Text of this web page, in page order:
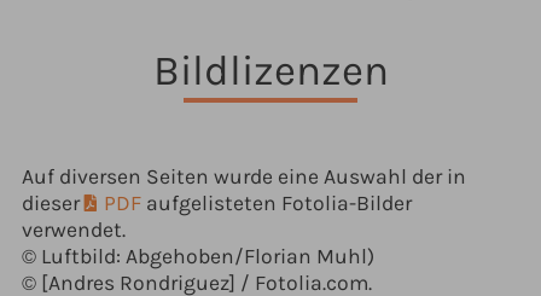
Bildlizenzen
Auf diversen Seiten wurde eine Auswahl der in
dieser
PDFaufgelisteten Fotolia-Bilder
verwendet.
© Luftbild: Abgehoben/Florian Muhl)
© [Andres Rondriguez] / Fotolia.com.